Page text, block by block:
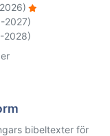
2027)
2028)
bibeltexter för